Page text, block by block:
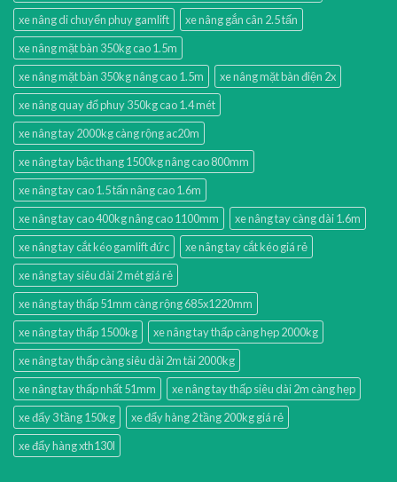
xe nâng di chuyển phuy gamlift
xe nâng gắn cân 2.5 tấn
xe nâng mặt bàn 350kg cao 1.5m
xe nâng mặt bàn 350kg nâng cao 1.5m
xe nâng mặt bàn điện 2x
xe nâng quay đổ phuy 350kg cao 1.4 mét
xe nâng tay 2000kg càng rộng ac20m
xe nâng tay bậc thang 1500kg nâng cao 800mm
xe nâng tay cao 1.5 tấn nâng cao 1.6m
xe nâng tay cao 400kg nâng cao 1100mm
xe nâng tay càng dài 1.6m
xe nâng tay cắt kéo gamlift đức
xe nâng tay cắt kéo giá rẻ
xe nâng tay siêu dài 2 mét giá rẻ
xe nâng tay thấp 51mm càng rộng 685x1220mm
xe nâng tay thấp 1500kg
xe nâng tay thấp càng hẹp 2000kg
xe nâng tay thấp càng siêu dài 2m tải 2000kg
xe nâng tay thấp nhất 51mm
xe nâng tay thấp siêu dài 2m càng hẹp
xe đẩy 3 tầng 150kg
xe đẩy hàng 2 tầng 200kg giá rẻ
xe đẩy hàng xth130l